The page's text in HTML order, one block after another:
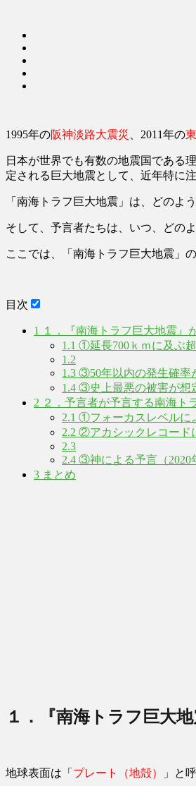
1995年の阪神淡路大震災 、2011年の
日本が世界でも有数の地震国である
定される巨大地震として、近年特に
「南海トラフ巨大地震」は、どのよ
そして、予言者たちは、いつ、どの
ここでは、「南海トラフ巨大地震」
目次
1
１．『南海トラフ巨大地震』
1.1 ①延長700ｋｍに及ぶ
1.2
1.3 ③50年以内の発生確率
1.4 ③史上最悪の被害が想
2 ２．予言者が予言する南海ト
2.1 ①フォーカスレベルに
2.2 ②アカシックレコード
2.3
2.4 ③神による予言（2020
3 まとめ
１．『南海トラフ巨大
地球表面は「 プレート（地殻） 」と